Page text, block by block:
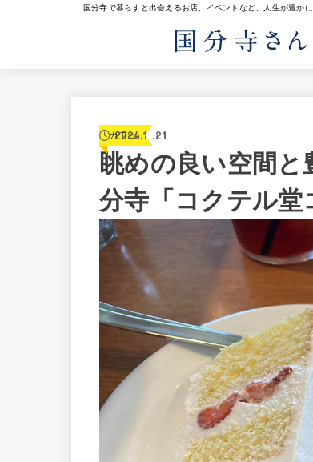
国分寺で暮らすと出会えるお店、イベントなど、人生が豊か
カフェ
2024.11.21
眺めの良い空間
分寺「コクテル堂